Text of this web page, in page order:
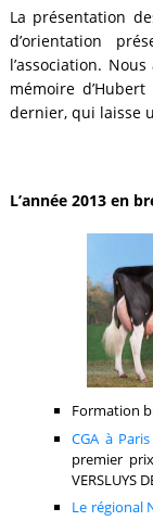
La présentation
d’orientation
l’association.
mémoire
dernier, qui laisse
L’année 2013 en
Formation
CGA à Paris
premier
VERSLUYS
Le régional